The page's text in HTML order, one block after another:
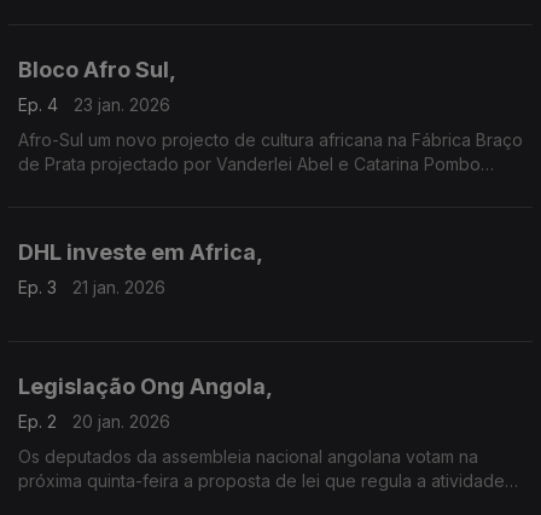
Bloco Afro Sul,
Ep. 4
23 jan. 2026
Afro-Sul um novo projecto de cultura africana na Fábrica Braço
de Prata projectado por Vanderlei Abel e Catarina Pombo
DHL investe em Africa,
Ep. 3 21 jan. 2026
Legislação Ong Angola,
Ep. 2
20 jan. 2026
Os deputados da assembleia nacional angolana votam na
próxima quinta-feira a proposta de lei que regula a atividade